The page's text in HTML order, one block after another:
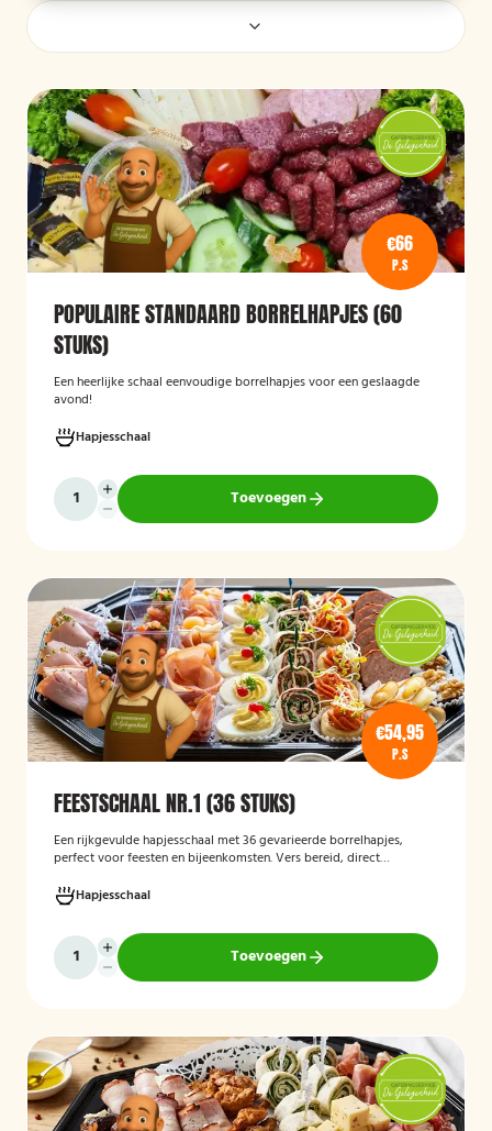
€66
P.S
POPULAIRE STANDAARD BORRELHAPJES (60
STUKS)
Een heerlijke schaal eenvoudige borrelhapjes voor een geslaagde
avond!
Hapjesschaal
Toevoegen
€54,95
P.S
FEESTSCHAAL NR.1 (36 STUKS)
Een rijkgevulde hapjesschaal met 36 gevarieerde borrelhapjes,
perfect voor feesten en bijeenkomsten. Vers bereid, direct
Hapjesschaal
Toevoegen